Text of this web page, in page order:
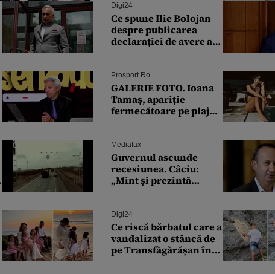
Sandu, criticate de
Moscova
Digi24
Ce spune Ilie Bolojan
despre publicarea
declarației de avere a
Prosport.ro
GALERIE FOTO. Ioana
Tamaş, apariție
fermecătoare pe plajă!
Mediafax
Guvernul ascunde
recesiunea. Câciu:
„Mint și prezintă
Digi24
Ce riscă bărbatul care a
vandalizat o stâncă de
pe Transfăgărășan în